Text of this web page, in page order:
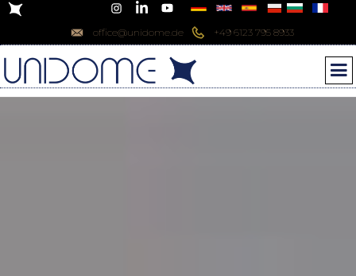
office@unidome.de +49 6123 795 8933